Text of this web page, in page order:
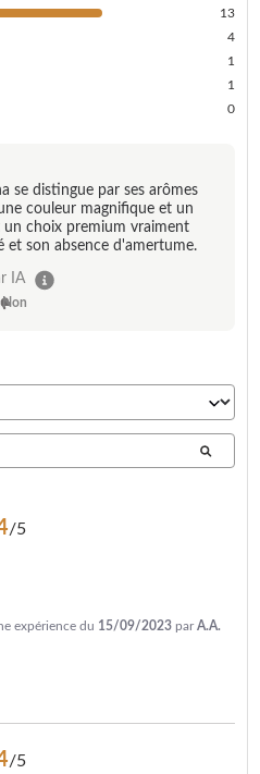
13
4
1
1
0
se distingue par ses arômes
couleur magnifique et un
un choix premium vraiment
et son absence d'amertume.
IA
Non
/5
expérience du 15/09/2023 parA.A.
/5